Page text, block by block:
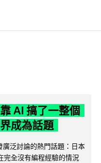
AI 搞了一整個
成為話題
泛討論的熱門話題：日本
完全沒有編程經驗的情況